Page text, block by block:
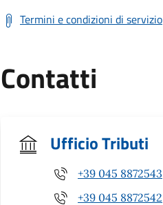
Termini e condizioni di servizio
Contatti
Ufficio Tributi
+39 045 8872543
+39 045 8872542